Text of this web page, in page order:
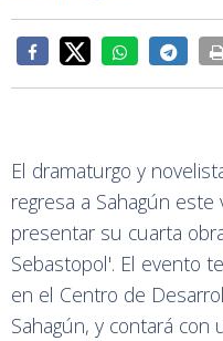
El dramaturgo y
regresa a Sahagún
presentar su cuarta
Sebastopol'. El evento
en el Centro de
Sahagún, y contará con